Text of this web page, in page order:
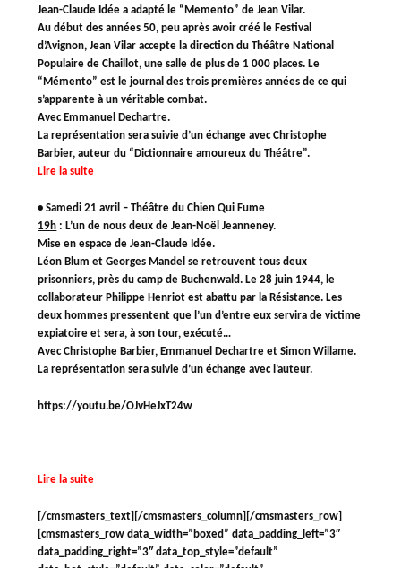
Jean-Claude Idée a adapté le “Memento” de Jean Vilar.
Au début des années 50, peu après avoir créé le Festival
d’Avignon, Jean Vilar accepte la direction du Théâtre National
Populaire de Chaillot, une salle de plus de 1 000 places. Le
“Mémento” est le journal des trois premières années de ce qui
s’apparente à un véritable combat.
Avec Emmanuel Dechartre.
La représentation sera suivie d’un échange avec Christophe
Barbier, auteur du “Dictionnaire amoureux du Théâtre”.
Lire la suite
• Samedi 21 avril – Théâtre du Chien Qui Fume
19h : L’un de nous deux de Jean-Noël Jeanneney.
Mise en espace de Jean-Claude Idée.
Léon Blum et Georges Mandel se retrouvent tous deux
prisonniers, près du camp de Buchenwald. Le 28 juin 1944, le
collaborateur Philippe Henriot est abattu par la Résistance. Les
deux hommes pressentent que l’un d’entre eux servira de victime
expiatoire et sera, à son tour, exécuté…
Avec Christophe Barbier, Emmanuel Dechartre et Simon Willame.
La représentation sera suivie d’un échange avec l’auteur.
https://youtu.be/OJvHeJxT24w
Lire la suite
[/cmsmasters_text][/cmsmasters_column][/cmsmasters_row]
[cmsmasters_row data_width=”boxed” data_padding_left=”3″
data_padding_right=”3″ data_top_style=”default”